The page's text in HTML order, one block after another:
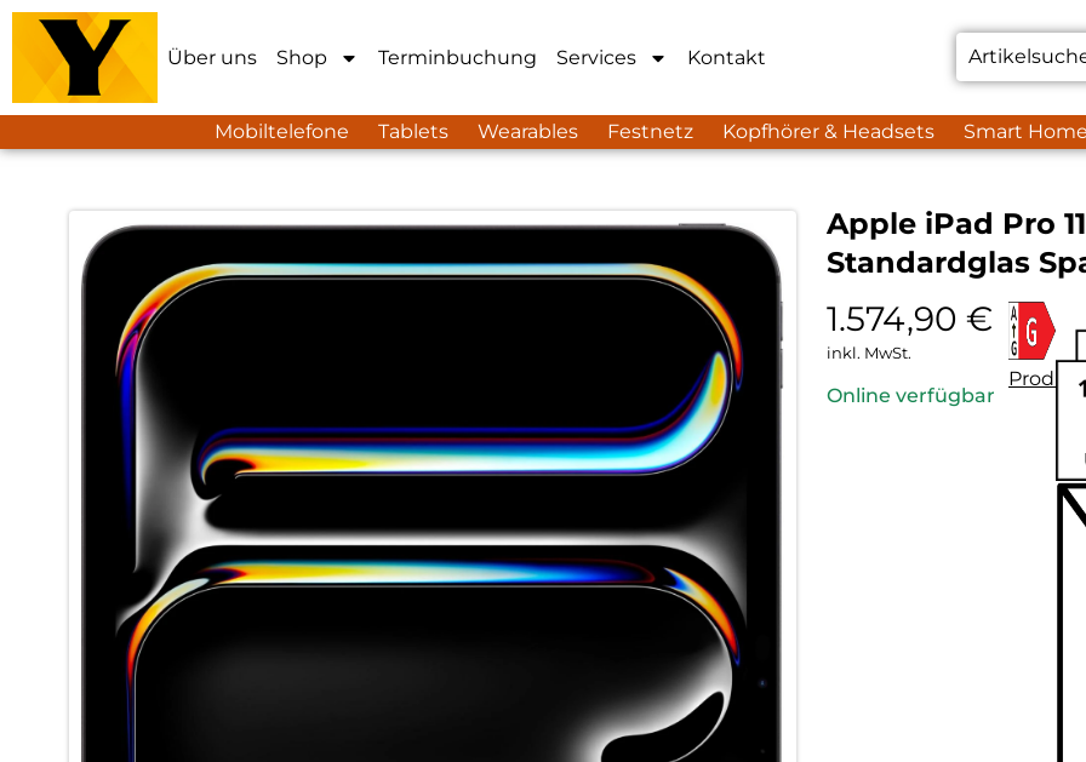
Über uns Shop Terminbuchung Services Kontakt
Mobiltelefone Tablets Wearables Festnetz Kopfhörer & Headsets Smart Home
Apple iPad Pro
Standardglas
1.574,90 €
inkl. MwSt.
Online verfügbar